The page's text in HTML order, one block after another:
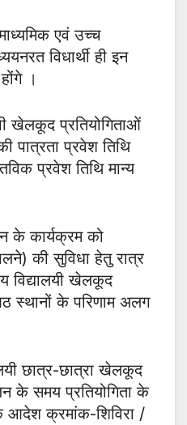
एवं उच्च
विधार्थी ही इन
।
खेलकूद प्रतियोगिताओं
पात्रता प्रवेश तिथि
प्रवेश तिथि मान्य
के कार्यक्रम को
की सुविधा हेतु रात्र
विद्यालयी खेलकूद
स्थानों के परिणाम अलग
छात्र-छात्रा खेलकूद
के समय प्रतियोगिता के
आदेश क्रमांक-शिविरा /